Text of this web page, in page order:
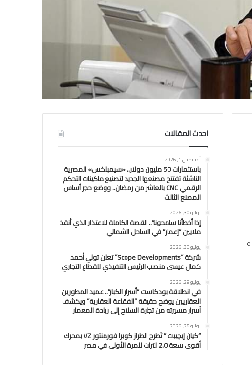
0
احدث المقالات
أغسطس 1, 2026
باستثمارات 50 مليون دولار.. «سيمبلكس» المصرية
الناشئة تفتتح مصنعها الجديد لتصنيع ماكينات التحكم
الرقمي CNC بالعاشر من رمضان.. ووضع حجر أساس
المصنع الثالث
يوليو 30, 2026
إذا أخطأنا سامحونا”.. القصة الكاملة للاعتذار الذي أنقذ
ملايين “إعمار” في الساحل الشمالي
يوليو 30, 2026
شركة “Scope Developments” تعلن تولي أحمد
كمال عيسى منصب الرئيس التنفيذي للقطاع التجاري
يوليو 29, 2026
في انطلاقة بودكاست “أسرار الكبار”.. عميد المطورين
العقاريين يوضح حقيقة “الفقاعة العقارية” ويكشف
أسرار مسيرته من تجارة السلاح إلى ريادة المعمار
يوليو 25, 2026
“كيان إيچيبت ” تَطرح الطراز كوبرا فورمنتور VZ بمحرك
أقوى سعة 2.0 لترات للمرة الأولى في مصر